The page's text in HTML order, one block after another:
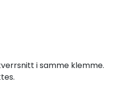
i samme klemme.